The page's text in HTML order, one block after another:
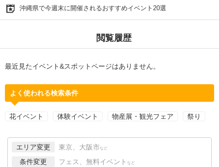
沖縄県で今週末に開催されるおすすめイベント20選
閲覧履歴
最近見たイベント&スポットページはありません。
よく使われる検索条件
花イベント 体験イベント 物産展・観光フェア 祭り
エリア変更 東京、大阪市 など
条件変更 フェス、無料イベント など